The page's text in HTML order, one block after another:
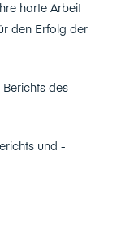
harte Arbeit
den Erfolg der
des
und -